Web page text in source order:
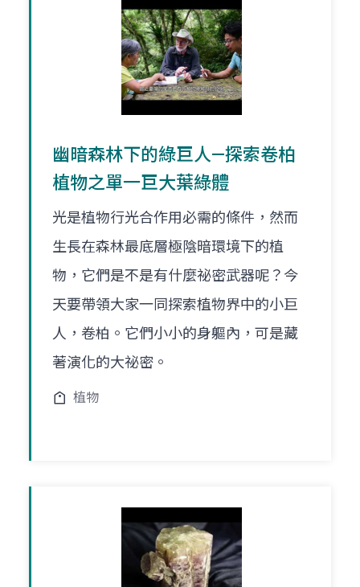
幽暗森林下的綠巨人—探索卷柏
植物之單一巨大葉綠體
光是植物行光合作用必需的條件，然而
生長在森林最底層極陰暗環境下的植
物，它們是不是有什麼祕密武器呢？今
天要帶領大家一同探索植物界中的小巨
人，卷柏。它們小小的身軀內，可是藏
著演化的大祕密。
植物